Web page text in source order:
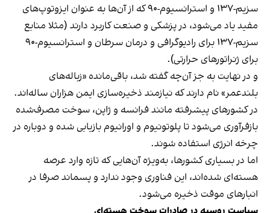
سزیم-۱۳۷ و استرانسیوم-۹۰ که از آن‌ها به عنوان ایزوتوپ‌های
مفید یاد می‌شود، در پزشکی و صنعتکاربرد دارند (مثلا منابع
سزیم-۱۳۷ برای رادیوگرافی و درمان سرطان و استرانسیوم-۹۰
برای ژنراتورهای حرارتی).
و در نهایت به جز آن‌چه گفته شد، باقی‌مانده «زباله‌های
بلندعمر» نام دارند که نیازمند ذخیره‌سازی ایمن هزاران‌ ساله‌اند.
در کشورهای پیشرفته مانند فرانسه و ژاپن، سوخت مصرف‌شده
بازفرآوری می‌شود تا پلوتونیوم و اورانیوم بازیابی شده و دوباره در
چرخه انرژی استفاده شوند.
اما در بسیاری کشورها، به‌ویژه آن‌هایی که تازه وارد عرصه
هسته‌ای شده‌اند، این فناوری وجود ندارد و پسماند صرفا در
انبارهای موقت ذخیره می‌شود.